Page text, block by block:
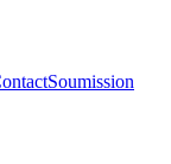
Soumission